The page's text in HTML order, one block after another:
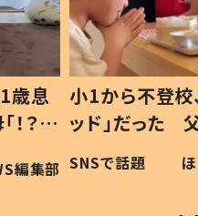
歳息
？」
編集部
小1から不登校
ッド」だった
作り続ける理
#令和の子
SNSで話題